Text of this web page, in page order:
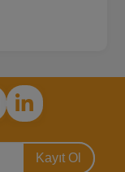
Kayıt Ol